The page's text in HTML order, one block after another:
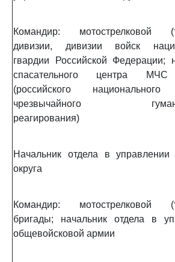
Командир: мотострелковой
дивизии, дивизии войск
гвардии Российской Федерации;
спасательного центра МЧС
(российского национального
чрезвычайного
реагирования)
Начальник отдела в управлении
округа
Командир: мотострелковой
бригады; начальник отдела в
общевойсковой армии